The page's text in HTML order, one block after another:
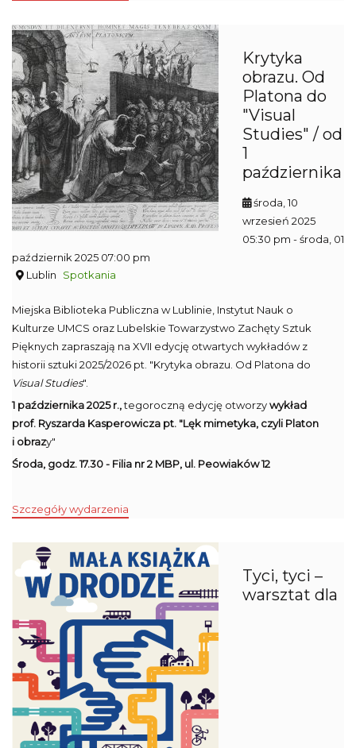
Krytyka
obrazu. Od
Platona do
"Visual
Studies" / od
1
października
środa, 10
wrzesień 2025
05:30 pm - środa, 01
październik 2025 07:00 pm
Lublin
Spotkania
Miejska Biblioteka Publiczna w Lublinie, Instytut Nauk o
Kulturze UMCS oraz Lubelskie Towarzystwo Zachęty Sztuk
Pięknych zapraszają na XVII edycję otwartych wykładów z
historii sztuki 2025/2026 pt. "Krytyka obrazu. Od Platona do
Visual Studies".
1 października 2025 r.,tegoroczną edycję otworzywykład
prof. Ryszarda Kasperowicza pt. "Lęk mimetyka, czyli Platon
i obrazy"
Środa, godz. 17.30 - Filia nr 2 MBP, ul. Peowiaków 12
Szczegóły wydarzenia
Tyci, tyci –
warsztat dla